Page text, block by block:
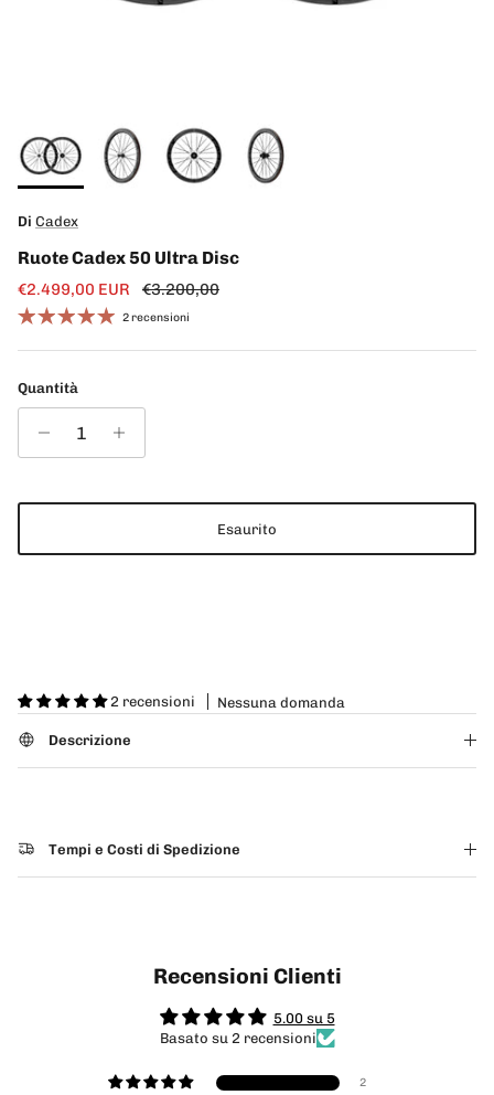
Di Cadex
Ruote Cadex 50 Ultra Disc
Prezzo di vendita
€2.499,00 EUR Prezzo normale
€3.200,00
2 recensioni
Quantità
Esaurito
2 recensioni Nessuna domanda
Descrizione
Tempi e Costi di Spedizione
Recensioni Clienti
5.00 su 5
Basato su 2 recensioni
2